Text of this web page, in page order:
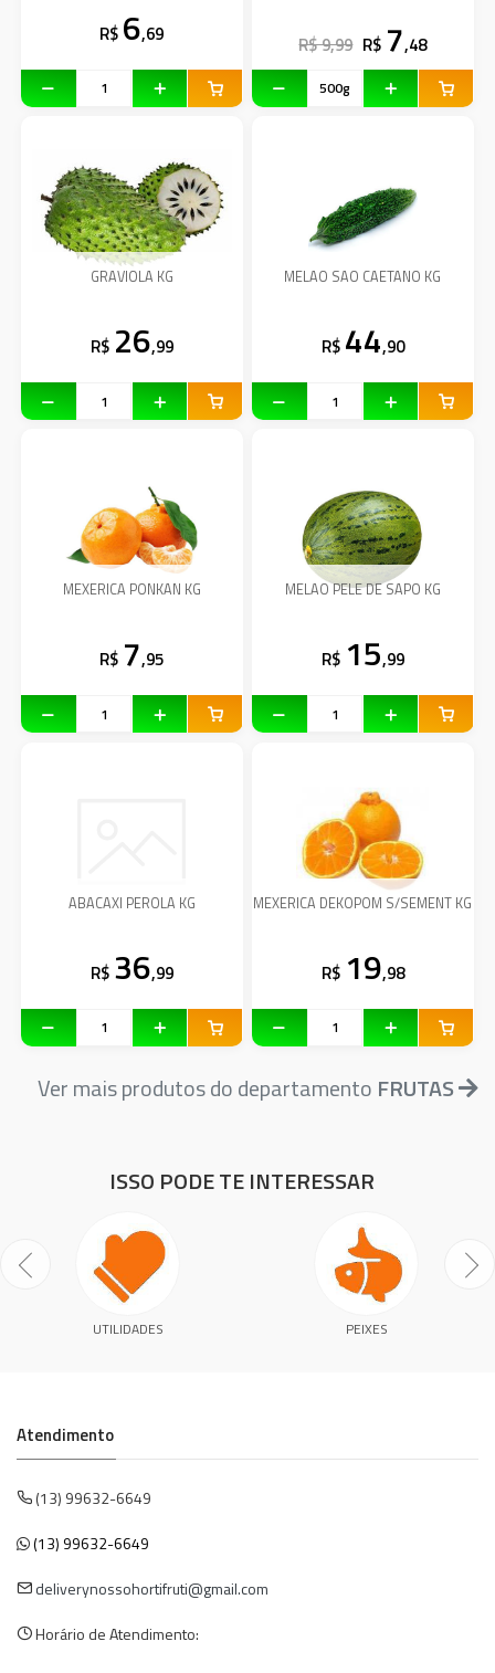
R$ 6,69 R$ 9,99 R$ 7,48
GRAVIOLA KG
R$ 26,99
MELAO SAO CAETANO KG
R$ 44,90
MEXERICA PONKAN KG
R$ 7,95
MELAO PELE DE SAPO KG
R$ 15,99
ABACAXI PEROLA KG
R$ 36,99
MEXERICA DEKOPOM S/SEMENT KG
R$ 19,98
Ver mais produtos do departamento FRUTAS
ISSO PODE TE INTERESSAR
UTILIDADES PEIXES
Atendimento
(13) 99632-6649
(13) 99632-6649
deliverynossohortifruti@gmail.com
Horário de Atendimento: